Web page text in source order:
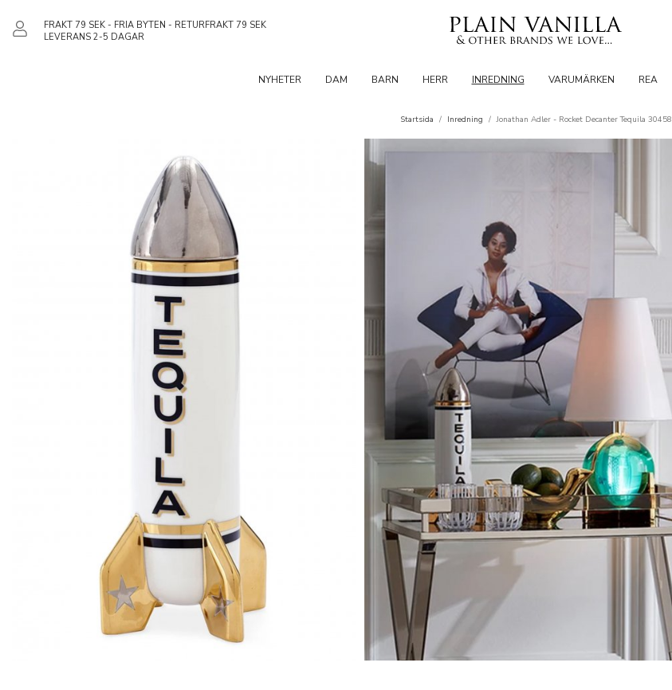
FRAKT 79 SEK - FRIA BYTEN - RETURFRAKT 79 SEK
LEVERANS 2-5 DAGAR
NYHETER DAM BARN HERR INREDNING VARUMÄRKEN REA
Startsida / Inredning / Jonathan Adler - Rocket Decanter Tequila 30458